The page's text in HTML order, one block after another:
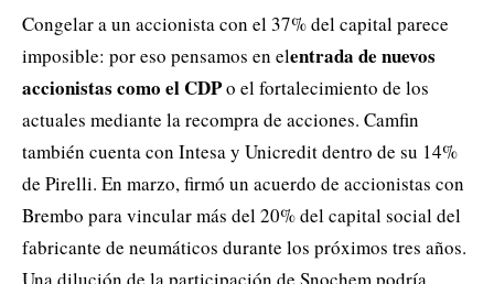
Congelar a un accionista con el 37% del capital parece
imposible: por eso pensamos en elentrada de nuevos
accionistas como el CDPo el fortalecimiento de los
actuales mediante la recompra de acciones. Camfin
también cuenta con Intesa y Unicredit dentro de su 14%
de Pirelli. En marzo, firmó un acuerdo de accionistas con
Brembo para vincular más del 20% del capital social del
fabricante de neumáticos durante los próximos tres años.
Una dilución de la participación de Snochem podría